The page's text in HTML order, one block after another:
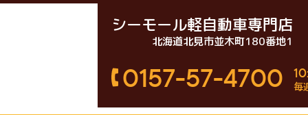
シーモール軽自動車専門店
北海道北見市並木町180番地1
0157-57-4700
毎